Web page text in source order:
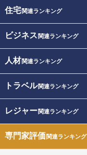
住宅関連ランキング
ビジネス 関連ランキング
人材関連ランキング
トラベル関連ランキング
レジャー関連ランキング
専門家評価関連ランキング